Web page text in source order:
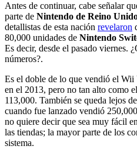
Antes de continuar, cabe señalar
parte de Nintendo de Reino
detallistas de esta nación revelaron
80,000 unidades de Nintendo
Es decir, desde el pasado viernes.
números?.
Es el doble de lo que vendió el
en el 2013, pero no tan alto como
113,000. También se queda lejos
cuando fue lanzado vendió
no quiere decir que sea muy fácil
las tiendas; la mayor parte de los
sistema.